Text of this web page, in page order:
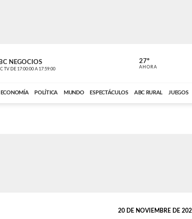
NEGOCIOS
TV DE 17:00:00 A 17:59:00 ABC CARDINAL
27º
AHORA
ECONOMÍA POLÍTICA MUNDO ESPECTÁCULOS ABC RURAL JUEGOS
20 DE NOVIEMBRE DE